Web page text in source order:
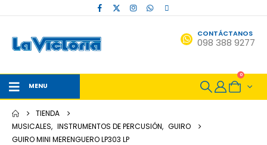
CONTÁCTANOS
098 388 9277
MENU
0
TIENDA
MUSICALES, INSTRUMENTOS DE PERCUSIÓN, GUIRO
GUIRO MINI MERENGUERO LP303 LP